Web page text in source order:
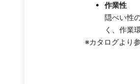
作業性
隠ぺい性
く、作業
※カタログより